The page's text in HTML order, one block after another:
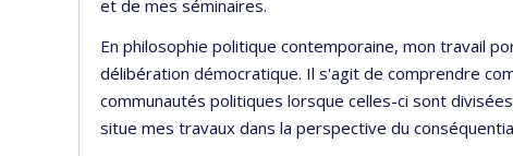
et de mes séminaires.
En philosophie politique contemporaine, mon travail
délibération démocratique. Il s'agit de comprendre
communautés politiques lorsque celles-ci sont
situe mes travaux dans la perspective du